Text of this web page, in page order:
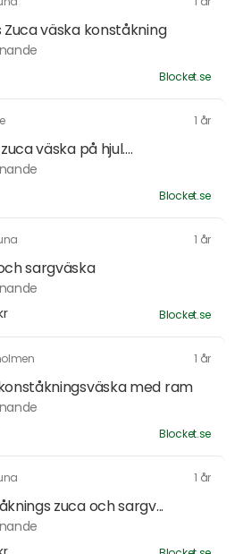
Zuca väska konståkning
Blocket.se
1 år
väska på hjul....
Blocket.se
1 år
sargväska
Blocket.se
1 år
med ram
Blocket.se
1 år
zuca och sargv...